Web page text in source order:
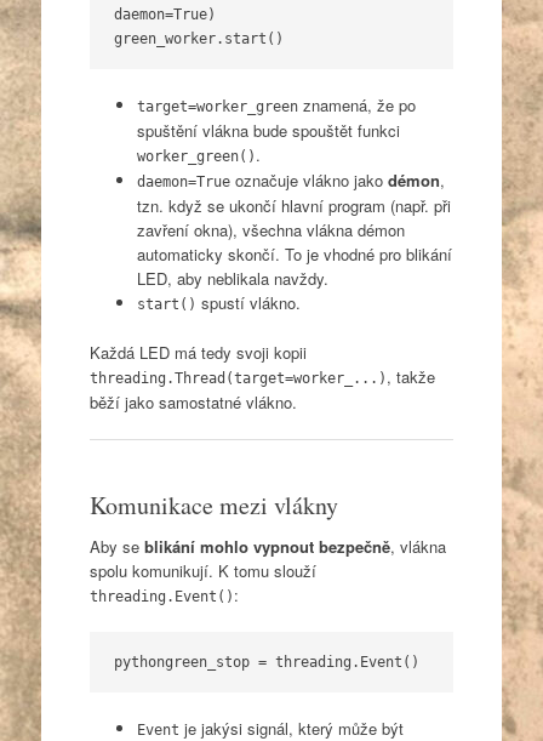
daemon=True)
green_worker.start()
target=worker_greenznamená, že po
spuštění vlákna bude spouštět funkci
worker_green() .
daemon=Trueoznačuje vlákno jako démon,
tzn. když se ukončí hlavní program (např. při
zavření okna), všechna vlákna démon
automaticky skončí. To je vhodné pro blikání
LED, aby neblikala navždy.
start() spustí vlákno.
Každá LED má tedy svoji kopii
threading.Thread(target=worker_...) , takže
běží jako samostatné vlákno.
Komunikace mezi vlákny
Aby se blikání mohlo vypnout bezpečně, vlákna
spolu komunikují. K tomu slouží
threading.Event() :
pythongreen_stop = threading.Event()
Event je jakýsi signál, který může být